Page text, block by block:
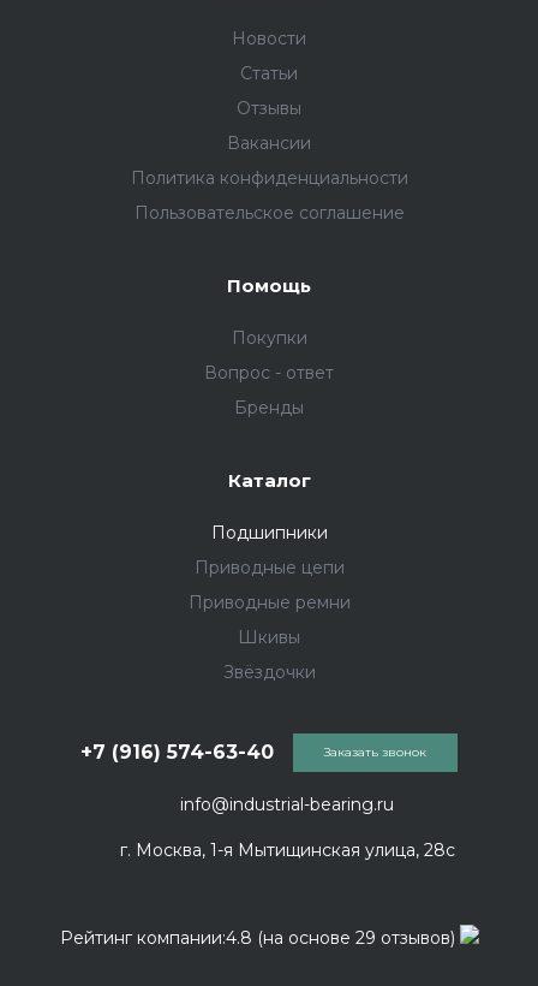
Новости
Статьи
Отзывы
Вакансии
Политика конфиденциальности
Пользовательское соглашение
Помощь
Покупки
Вопрос - ответ
Бренды
Каталог
Подшипники
Приводные цепи
Приводные ремни
Шкивы
Звёздочки
info@industrial-bearing.ru
+7 (916) 574-63-40
г. Москва, 1-я Мытищинская улица, 28с
Заказать звонок
Рейтинг компании:4.8 (на основе 29 отзывов)